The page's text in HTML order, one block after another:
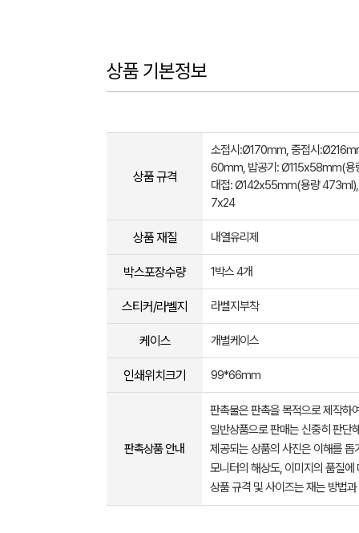
상품 기본정보
상품 규격
소접시:Ø170mm, 중접시
60mm, 밥공기: Ø115x58mm(용
대접: Ø142x55mm(용량
7x24
상품 재질 내열유리제
박스포장수량 1박스 4개
스티커/라벨지 라벨지부착
케이스 개별케이스
인쇄위치크기 99*66mm
판촉상품 안내
판촉물은 판촉을 목적으로 제작하
일반상품으로 판매는 신중히 판단
제공되는 상품의 사진은 이해를
모니터의 해상도, 이미지의 품질
상품 규격 및 사이즈는 재는 방법